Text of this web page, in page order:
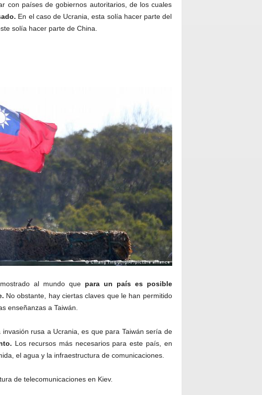
con países de gobiernos autoritarios, de los cuales
En el caso de Ucrania, esta solía hacer parte del
solía hacer parte de China.
al mundo que para un país es posible
No obstante, hay ciertas claves que le han permitido
enseñanzas a Taiwán.
rusa a Ucrania, es que para Taiwán sería de
Los recursos más necesarios para este país, en
el agua y la infraestructura de comunicaciones.